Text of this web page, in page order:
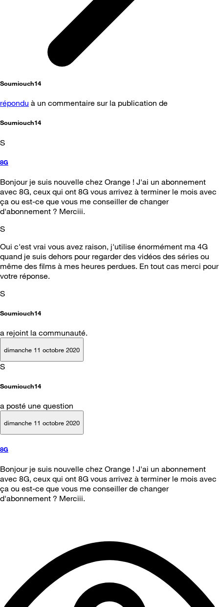
Soumiouch14
répondu à un commentaire sur la publication de
Soumiouch14
S
8G
Bonjour je suis nouvelle chez Orange ! J'ai un abonnement
avec 8G, ceux qui ont 8G vous arrivez à terminer le mois avec
ça ou est-ce que vous me conseiller de changer
d'abonnement ? Merciii.
S
Oui c'est vrai vous avez raison, j'utilise énormément ma 4G
quand je suis dehors pour regarder des vidéos des séries ou
même des films à mes heures perdues. En tout cas merci pour
votre réponse.
S
Soumiouch14
a rejoint la communauté.
dimanche 11 octobre 2020
S
Soumiouch14
a posté une question
dimanche 11 octobre 2020
8G
Bonjour je suis nouvelle chez Orange ! J'ai un abonnement
avec 8G, ceux qui ont 8G vous arrivez à terminer le mois avec
ça ou est-ce que vous me conseiller de changer
d'abonnement ? Merciii.